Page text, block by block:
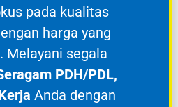
pada kualitas
harga yang
Melayani segala
PDH/PDL,
Anda dengan